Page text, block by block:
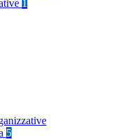
1
5